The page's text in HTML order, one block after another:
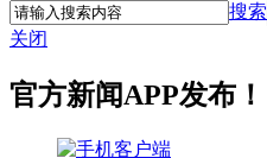
搜索
关闭
官方新闻APP发布！